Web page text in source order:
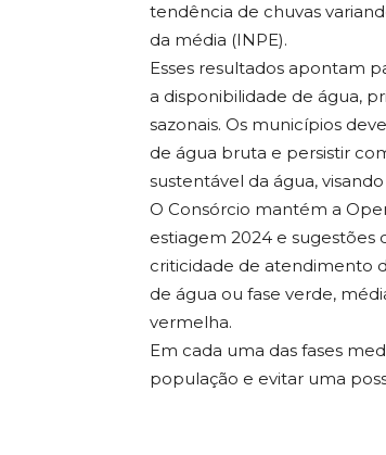
tendência de chuvas
da média (INPE).
Esses resultados apontam
a disponibilidade de água,
sazonais. Os municípios
de água bruta e persistir
sustentável da água,
O Consórcio mantém a
estiagem 2024 e sugestões
criticidade de atendimento
de água ou fase verde,
vermelha.
Em cada uma das fases
população e evitar uma